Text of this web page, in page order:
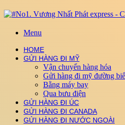
Menu
HOME
GỬI HÀNG ĐI MỸ
Vận chuyển hàng hóa
Gửi hàng đi mỹ đường
Bằng máy bay
Qua bưu điện
GỬI HÀNG ĐI ÚC
GỬI HÀNG ĐI CANADA
GỬI HÀNG ĐI NƯỚC NGOÀI